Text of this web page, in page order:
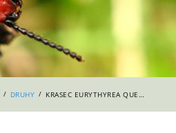
/ DRUHY / KRASEC EURYTHYREA QUERCUS